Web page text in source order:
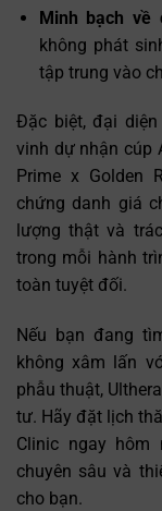
Minh bạch về
không phát
tập trung vào
Đặc biệt, đại
vinh dự nhận cúp
Prime x Golden
chứng danh giá
lượng thật và
trong mỗi hành
toàn tuyệt đối.
Nếu bạn đang
không xâm lấn
phẫu thuật,
tư. Hãy đặt lịch
Clinic ngay
chuyên sâu và
cho bạn.